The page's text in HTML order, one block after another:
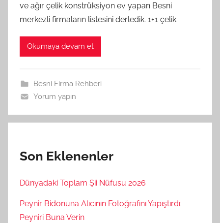
ve ağır çelik konstrüksiyon ev yapan Besni
merkezli firmaların listesini derledik. 1+1 çelik
Okumaya devam et
Besni Firma Rehberi
Yorum yapın
Son Eklenenler
Dünyadaki Toplam Şii Nüfusu 2026
Peynir Bidonuna Alıcının Fotoğrafını Yapıştırdı:
Peyniri Buna Verin